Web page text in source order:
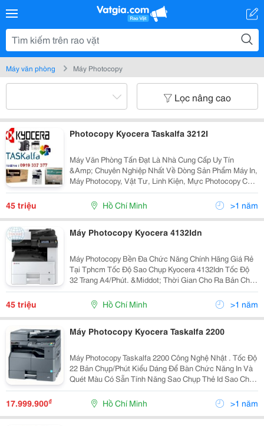
Máy văn phòng Máy Photocopy
Lọc nâng cao
Photocopy Kyocera Taskalfa 3212I
Máy Văn Phòng Tấn Đạt Là Nhà Cung Cấp Uy Tín
&Amp; Chuyên Nghiệp Nhất Về Dòng Sản Phẩm Máy In,
Máy Photocopy, Vật Tư, Linh Kiện, Mực Photocopy Của
Nhật Như : Kyocera (Mita )Taskalfa, Xerox, Ricoh, Hp
Mfp, Toshiba Tại Tp Hcm Thời Buổi Kinh Tế...
45 triệu Hồ Chí Minh >1 năm
Máy Photocopy Kyocera 4132Idn
Máy Photocopy Bền Đa Chức Năng Chính Hãng Giá Rẻ
Tại Tphcm Tốc Độ Sao Chụp Kyocera 4132Idn Tốc Độ
32 Trang A4/Phút. &Middot; Thời Gian Cho Ra Bản Chụp
Đầu Tiên Dưới 5,7 Giây. &Middot; Bộ Đảo Mặt Bản
Chụp (Chọn Thêm) Giúp Bạn Tiết Kiệm Hơn. ...
45 triệu Hồ Chí Minh >1 năm
Máy Photocopy Kyocera Taskalfa 2200
Máy Photocopy Taskalfa 2200 Công Nghệ Nhật . Tốc Độ
22 Bản Chụp/Phút Kiểu Dáng Để Bàn Chức Năng In Và
Quét Màu Có Sẵn Tính Năng Sao Chụp Thẻ Id Sao Chụp
Công Nghệ Laser Độ Phân Giải 600 Dpi Với 256 Thang
Xám Cho Văn Bản Rõ
17.999.900₫ Hồ Chí Minh >1 năm